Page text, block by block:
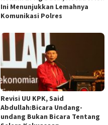
Ini Menunjukkan Lemahnya
Komunikasi Polres
Revisi UU KPK, Said
Abdullah:Bicara Undang-
undang Bukan Bicara Tentang